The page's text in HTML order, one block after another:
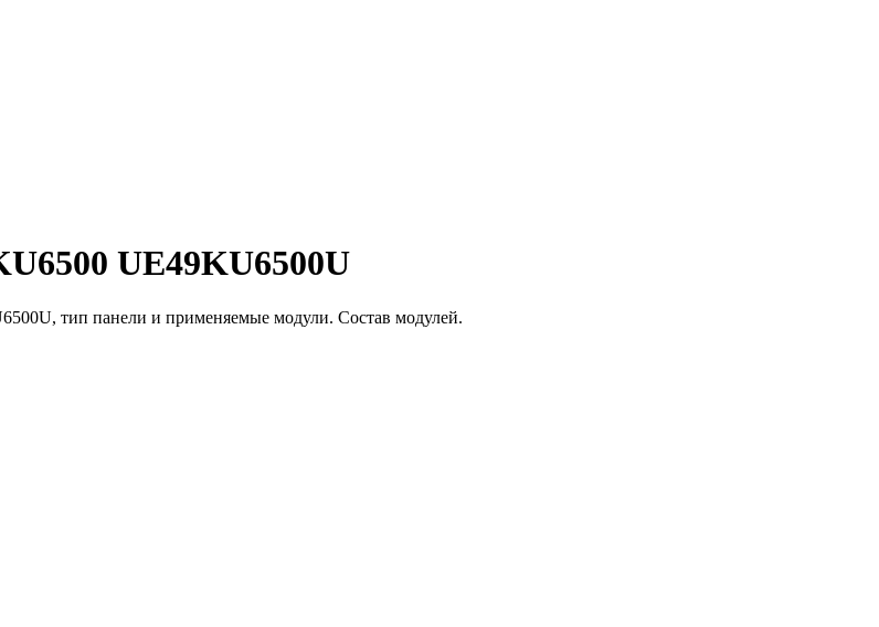
UE49KU6500U
тип панели и применяемые модули. Состав модулей.